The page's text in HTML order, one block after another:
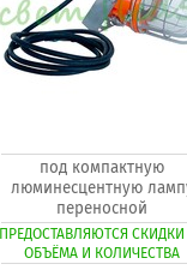
под компактную
люминесцентную
переносной
ПРЕДОСТАВЛЯЮТСЯ СКИДКИ
ОБЪЁМА И КОЛИЧЕСТВА